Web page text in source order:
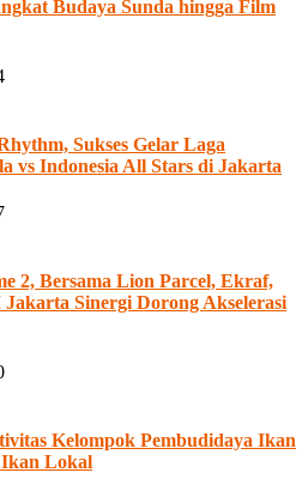
Budaya Sunda hingga Film
Sukses Gelar Laga
vs Indonesia All Stars di Jakarta
2, Bersama Lion Parcel, Ekraf,
Sinergi Dorong Akselerasi
Kelompok Pembudidaya Ikan
Ikan Lokal